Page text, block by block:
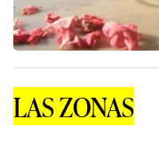
LAS ZONAS